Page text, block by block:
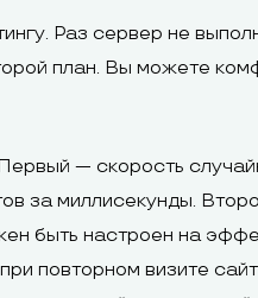
Раз сервер не
план. Вы можете
— скорость
за миллисекунды.
быть настроен на
повторном визите